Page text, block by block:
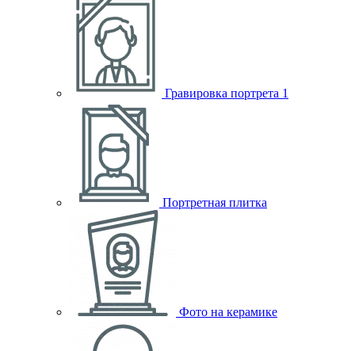
Гравировка портрета 1
Портретная плитка
Фото на керамике